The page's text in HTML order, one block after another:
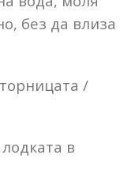
без да влиза
/
в